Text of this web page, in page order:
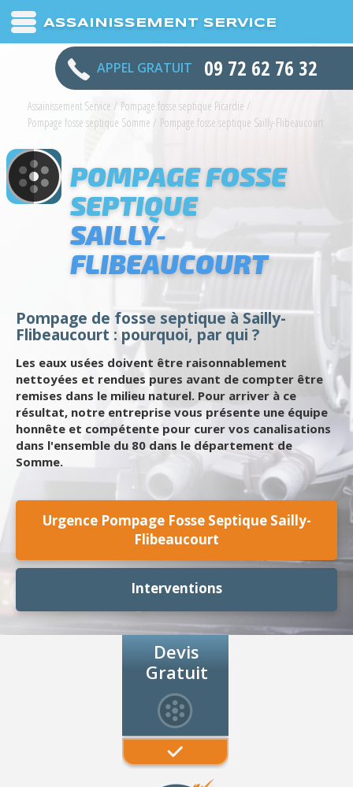
ASSAINISSEMENT SERVICE
APPEL GRATUIT 09 72 62 76 32
Assainissement Service / Pompage fosse septique Picardie /
Pompage fosse septique Somme / Pompage fosse septique Sailly-Flibeaucourt
POMPAGE FOSSE
SEPTIQUE
SAILLY-
FLIBEAUCOURT
Pompage de fosse septique à Sailly-
Flibeaucourt : pourquoi, par qui ?
Les eaux usées doivent être raisonnablement
nettoyées et rendues pures avant de compter être
remises dans le milieu naturel. Pour arriver à ce
résultat, notre entreprise vous présente une équipe
honnête et compétente pour curer vos canalisations
dans l'ensemble du 80 dans le département de
Somme.
Urgence Pompage Fosse Septique Sailly-
Flibeaucourt
Interventions
Devis
Gratuit